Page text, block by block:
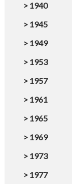
> 1940
> 1945
> 1949
> 1953
> 1957
> 1961
> 1965
> 1969
> 1973
> 1977